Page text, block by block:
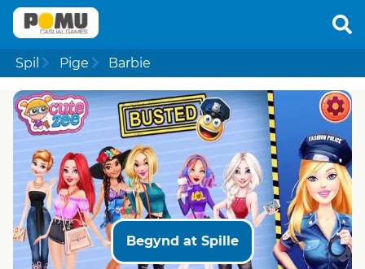
Spil Pige Barbie
Begynd at Spille